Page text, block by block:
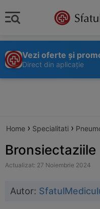
Vezi oferte și
Direct din aplicație
Home › Specialitati ›
Bronsiectaziile
Actualizat: 27 Noiembrie 2024
Autor: